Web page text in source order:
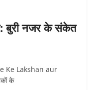
बुरी नजर के संकेत
Ke Lakshan aur
के